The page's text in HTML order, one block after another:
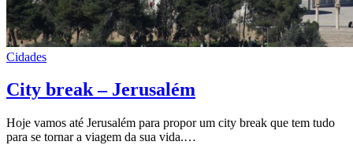
Cidades
City break – Jerusalém
Hoje vamos até Jerusalém para propor um city break que tem tudo
para se tornar a viagem da sua vida.…